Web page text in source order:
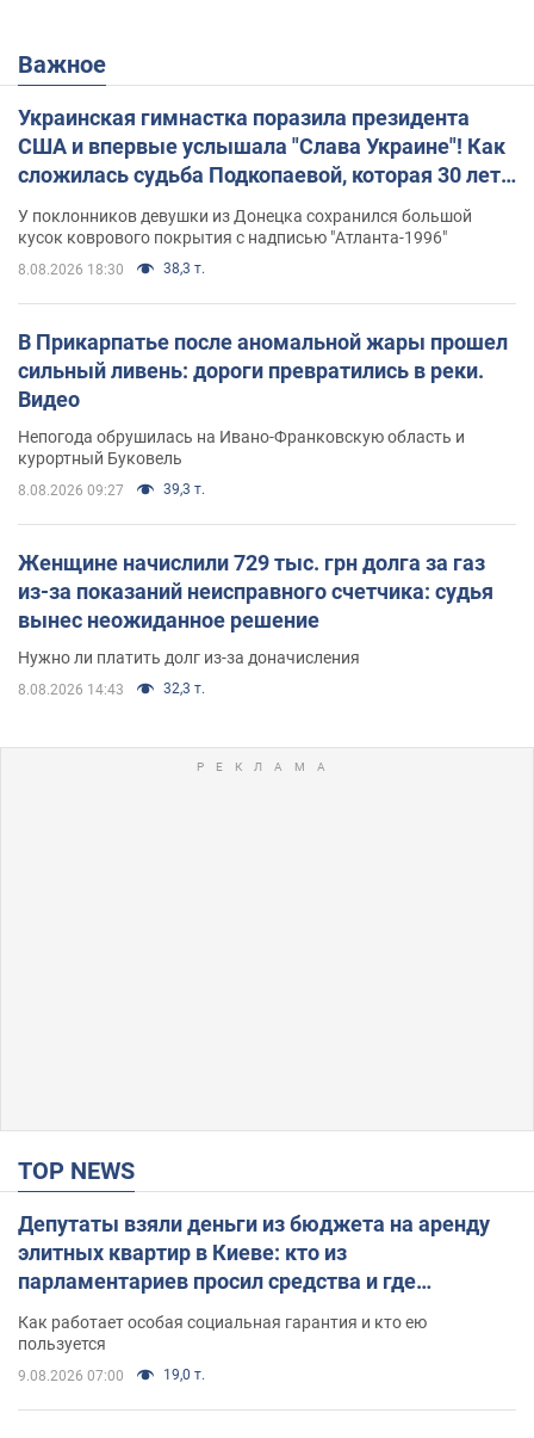
Важное
Украинская гимнастка поразила президента
США и впервые услышала "Слава Украине"! Как
сложилась судьба Подкопаевой, которая 30 лет
У поклонников девушки из Донецка сохранился большой
кусок коврового покрытия с надписью "Атланта-1996"
8.08.2026 18:30 38,3 т.
В Прикарпатье после аномальной жары прошел
сильный ливень: дороги превратились в реки.
Видео
Непогода обрушилась на Ивано-Франковскую область и
курортный Буковель
8.08.2026 09:27 39,3 т.
Женщине начислили 729 тыс. грн долга за газ
из-за показаний неисправного счетчика: судья
вынес неожиданное решение
Нужно ли платить долг из-за доначисления
8.08.2026 14:43 32,3 т.
TOP NEWS
Депутаты взяли деньги из бюджета на аренду
элитных квартир в Киеве: кто из
парламентариев просил средства и где
поселился
Как работает особая социальная гарантия и кто ею
пользуется
9.08.2026 07:00 19,0 т.